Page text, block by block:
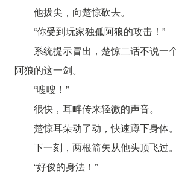
他拔尖，向楚惊砍去。
“你受到玩家独孤阿狼的攻击！”
系统提示冒出，楚惊二话不说一
阿狼的这一剑。
“嗖嗖！”
很快，耳畔传来轻微的声音。
楚惊耳朵动了动，快速蹲下身体。
下一刻，两根箭矢从他头顶飞过。
“好俊的身法！”